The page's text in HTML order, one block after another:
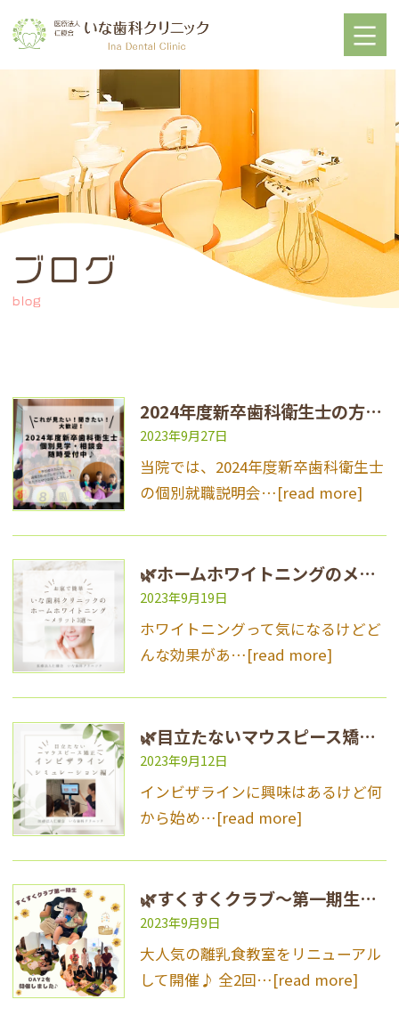
ブログ
blog
2024年度新卒歯科衛生士の方へ個別就職説明会・見学会を随時受け付けております♪
2023年9月27日
当院では、2024年度新卒歯科衛生士
の個別就職説明会…[read more]
🌿ホームホワイトニングのメリット3選✨🌿
2023年9月19日
ホワイトニングって気になるけどど
んな効果があ…[read more]
🌿目立たないマウスピース矯正♪インビザライン～シミュレーション編～🌿
2023年9月12日
インビザラインに興味はあるけど何
から始め…[read more]
🌿すくすくクラブ〜第一期生離乳食教室〜が大盛況に終わりました🎉🌿
2023年9月9日
大人気の離乳食教室をリニューアル
して開催♪ 全2回…[read more]